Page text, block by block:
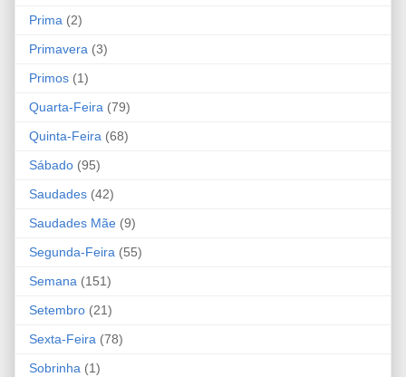
Prima (2)
Primavera (3)
Primos (1)
Quarta-Feira (79)
Quinta-Feira (68)
Sábado (95)
Saudades (42)
Saudades Mãe (9)
Segunda-Feira (55)
Semana (151)
Setembro (21)
Sexta-Feira (78)
Sobrinha (1)